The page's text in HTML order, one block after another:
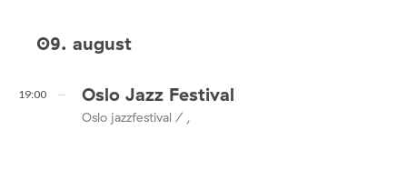
09. august
19:00 Oslo Jazz Festival
Oslo jazzfestival / ,